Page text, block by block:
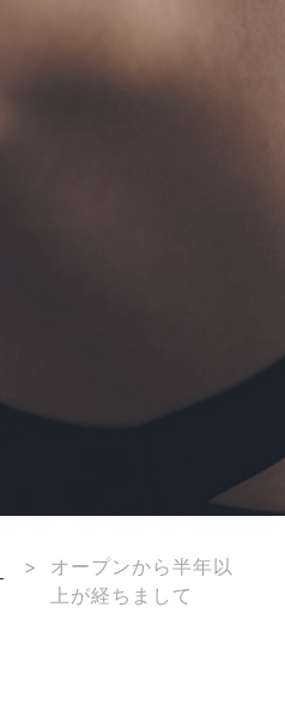
>
オープンから半年以
上が経ちまして